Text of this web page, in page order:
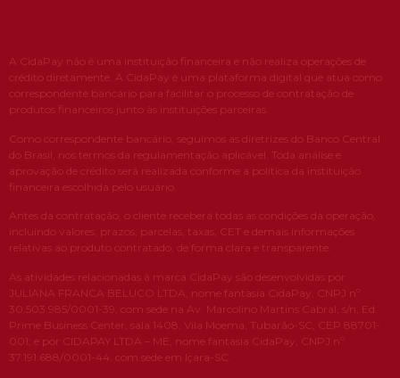
A CidaPay não é uma instituição financeira e não realiza operações de
crédito diretamente. A CidaPay é uma plataforma digital que atua como
correspondente bancário para facilitar o processo de contratação de
produtos financeiros junto às instituições parceiras.
Como correspondente bancário, seguimos as diretrizes do Banco Central
do Brasil, nos termos da regulamentação aplicável. Toda análise e
aprovação de crédito será realizada conforme a política da instituição
financeira escolhida pelo usuário.
Antes da contratação, o cliente receberá todas as condições da operação,
incluindo valores, prazos, parcelas, taxas, CET e demais informações
relativas ao produto contratado, de forma clara e transparente.
As atividades relacionadas à marca CidaPay são desenvolvidas por
JULIANA FRANCA BELUCO LTDA, nome fantasia CidaPay, CNPJ nº
30.503.985/0001-39, com sede na Av. Marcolino Martins Cabral, s/n, Ed.
Prime Business Center, sala 1408, Vila Moema, Tubarão-SC, CEP 88701-
001; e por CIDAPAY LTDA – ME, nome fantasia CidaPay, CNPJ nº
37.191.688/0001-44, com sede em Içara-SC.